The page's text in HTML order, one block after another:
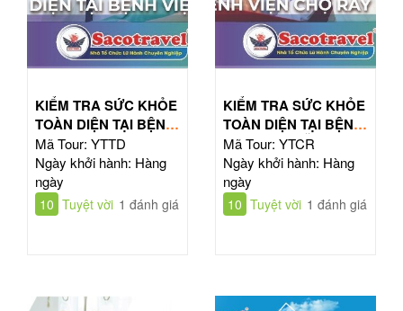
KIỂM TRA SỨC KHỎE
TOÀN DIỆN TẠI BỆNH
VIỆN TỪ DŨ
Mã Tour: YTTD
Ngày khởi hành: Hàng
ngày
10 Tuyệt vời 1 đánh giá
KIỂM TRA SỨC KHỎE
TOÀN DIỆN TẠI BỆNH
VIỆN CHỢ RẪY
Mã Tour: YTCR
Ngày khởi hành: Hàng
ngày
10 Tuyệt vời 1 đánh giá